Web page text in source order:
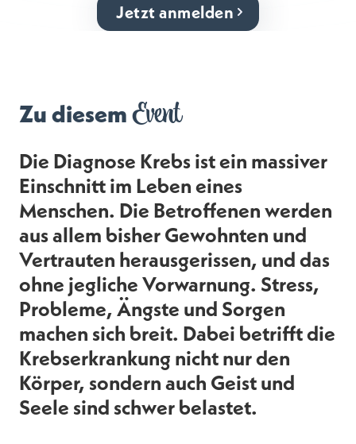
Jetzt anmelden
Zu diesemEvent
Die Diagnose Krebs ist ein massiver
Einschnitt im Leben eines
Menschen. Die Betroffenen werden
aus allem bisher Gewohnten und
Vertrauten herausgerissen, und das
ohne jegliche Vorwarnung. Stress,
Probleme, Ängste und Sorgen
machen sich breit. Dabei betrifft die
Krebserkrankung nicht nur den
Körper, sondern auch Geist und
Seele sind schwer belastet.